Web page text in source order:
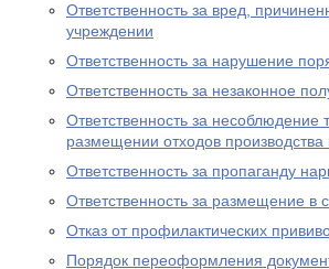
Ответственность за вред,
учреждении
Ответственность за нарушение
Ответственность за незаконное
Ответственность за
размещении отходов производства
Ответственность за пропаганду
Ответственность за размещение в
Отказ от профилактических
Порядок переоформления